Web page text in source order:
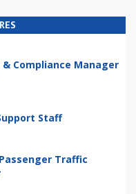
Compliance Manager
Staff
Traffic